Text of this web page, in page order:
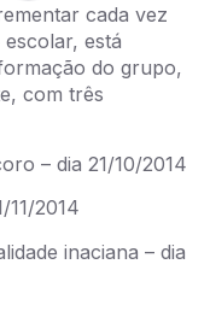
cada vez
está
do grupo,
com três
– dia 21/10/2014
11/2014
inaciana – dia